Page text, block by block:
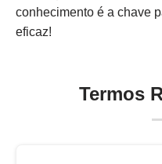
conhecimento é a chave
eficaz!
Termos